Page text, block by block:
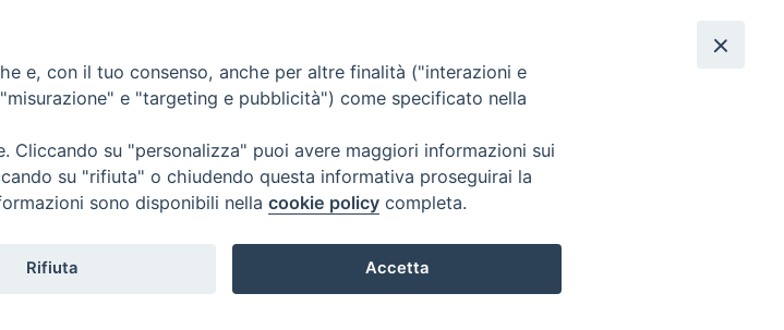
Policy
e, con il tuo consenso, anche per altre finalità ("interazioni e
e "targeting e pubblicità") come specificato nella
su "personalizza" puoi avere maggiori informazioni sui
su "rifiuta" o chiudendo questa informativa proseguirai la
sono disponibili nella cookie policy completa.
Rifiuta Accetta